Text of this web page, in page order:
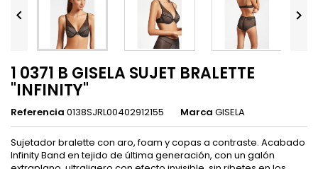
 
1 0371 B GISELA SUJET BRALETTE
"INFINITY"
Referencia 0138SJRL00402912155 Marca GISELA
Sujetador bralette con aro, foam y copas a contraste. Acabado
Infinity Band en tejido de última generación, con un galón